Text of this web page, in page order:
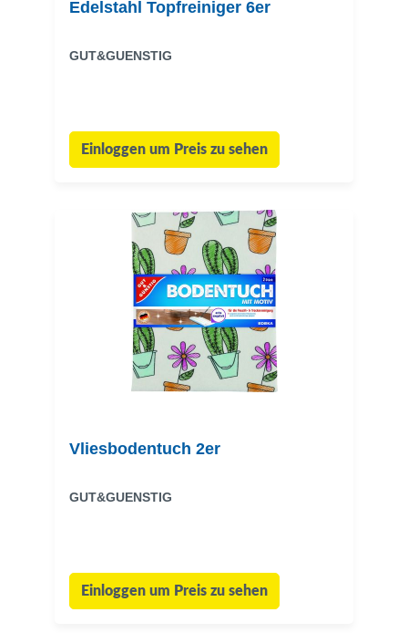
Edelstahl Topfreiniger 6er
GUT&GUENSTIG
Einloggen um Preis zu sehen
Vliesbodentuch 2er
GUT&GUENSTIG
Einloggen um Preis zu sehen